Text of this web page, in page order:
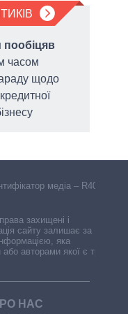
пообіцяв
часом
щодо
медіа – R40-
захищені і
сайту залишає за
яка
авторами якої є треті
НАС